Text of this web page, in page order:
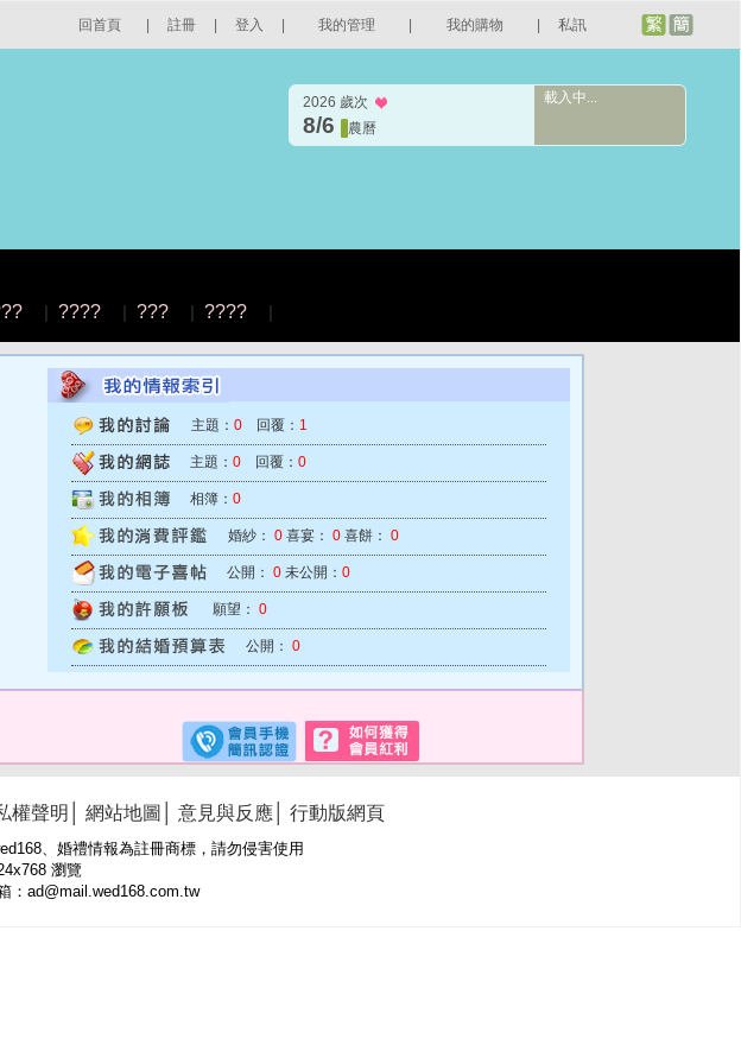
回首頁 註冊 登入 我的管理 我的購物 私訊
2026 歲次
8/6 農曆
載入中...
| ???? | ??? | ???? |
主題： 0 回覆： 1
主題： 0 回覆： 0
相簿： 0
婚紗： 0 喜宴： 0 喜餅： 0
公開： 0 未公開： 0
願望： 0
公開： 0
權聲明 網站地圖 意見與反應 行動版網頁
、婚禮情報為註冊商標，請勿侵害使用
瀏覽
：ad@mail.wed168.com.tw